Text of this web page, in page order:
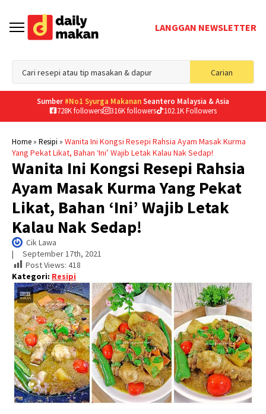
LANGGAN NEWSLETTER
Carian
for:
Sumber #No1 Syurga MakananSeantero Malaysia & Asia
728K followers
316K followers 102.1K Followers
Home» Resipi » Wanita Ini Kongsi Resepi Rahsia Ayam Masak Kurma
Yang Pekat Likat, Bahan ‘Ini’ Wajib Letak Kalau Nak Sedap!
Wanita Ini Kongsi Resepi Rahsia
Ayam Masak Kurma Yang Pekat
Likat, Bahan ‘Ini’ Wajib Letak
Kalau Nak Sedap!
Cik Lawa
| September 17th, 2021
Post Views: 418
Kategori: Resipi